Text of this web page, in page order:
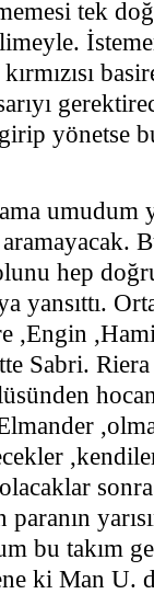
tek
yönetse
hep
yansıttı.
,Engin
Sabri.
bu takım
ki Man U.